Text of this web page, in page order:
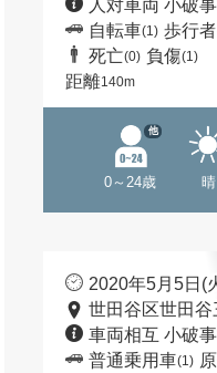
人対車両 小破
自転車(1) 歩行者
死亡(0) 負傷(1)
距離140m
0～24歳
他
晴
2020年5月5日(
世田谷区世田
車両相互 小破
普通乗用車(1)